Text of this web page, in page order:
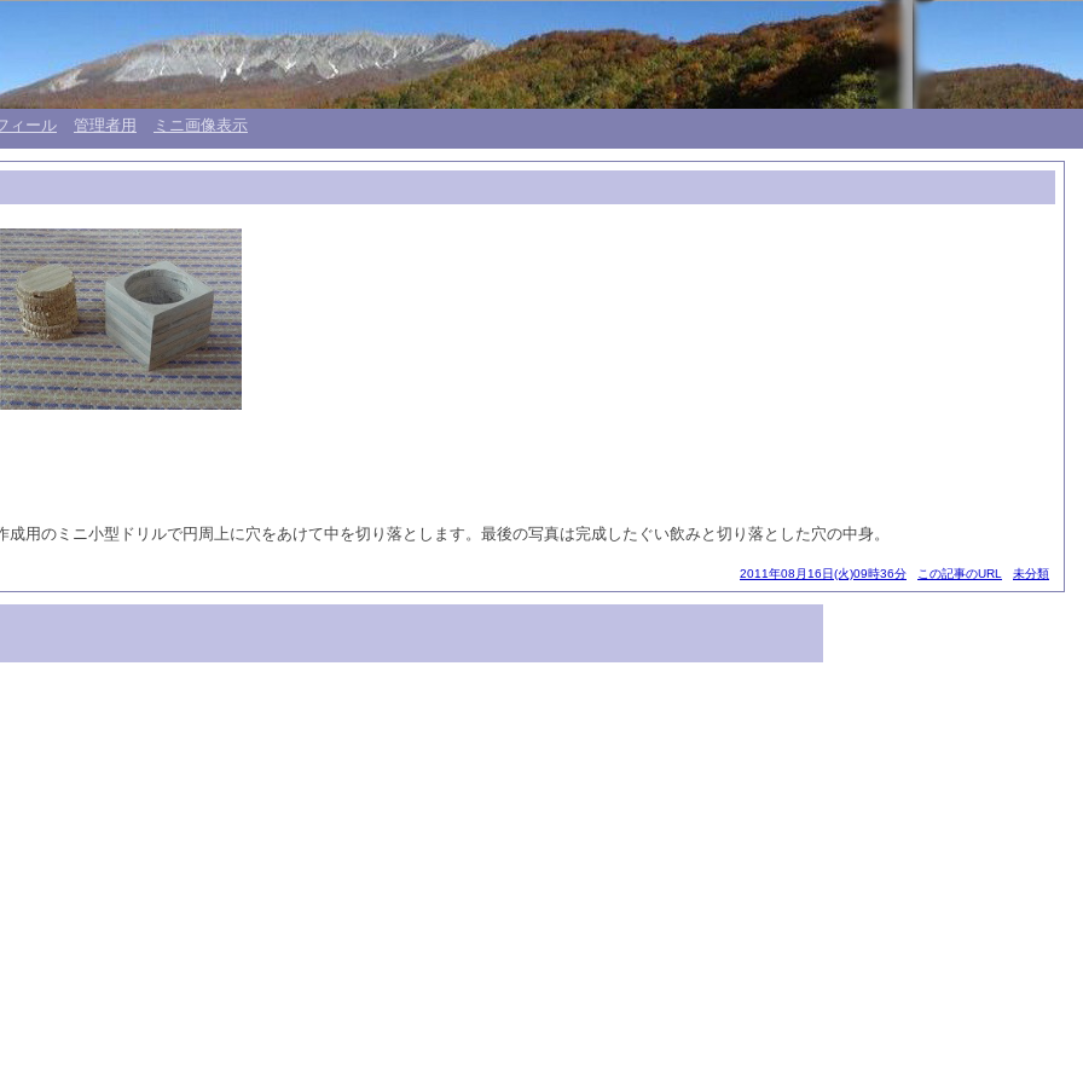
ィール 管理者用 ミニ画像表示
用のミニ小型ドリルで円周上に穴をあけて中を切り落とします。最後の写真は完成したぐい飲みと切り落とした穴の中身。
2011年08月16日(火)09時36分 この記事のURL 未分類